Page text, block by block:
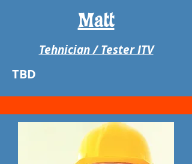
Matt
Tehnician / Tester ITV
TBD